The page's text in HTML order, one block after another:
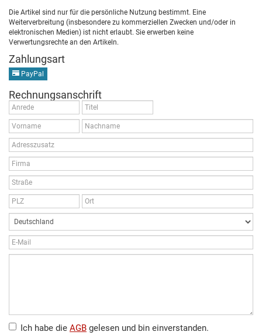
Die Artikel sind nur für die persönliche Nutzung bestimmt. Eine
Weiterverbreitung (insbesondere zu kommerziellen Zwecken und/oder in
elektronischen Medien) ist nicht erlaubt. Sie erwerben keine
Verwertungsrechte an den Artikeln.
Zahlungsart
PayPal
Rechnungsanschrift
Ich habe die AGB gelesen und bin einverstanden.